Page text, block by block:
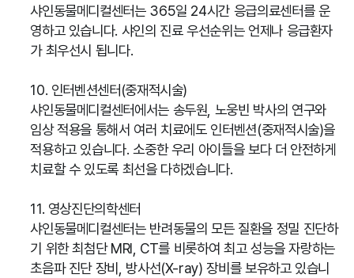
샤인동물메디컬센터는 365일 24시간 응급의료센터를 운
영하고 있습니다. 샤인의 진료 우선순위는 언제나 응급환자
가 최우선시 됩니다.
10. 인터벤션센터(중재적시술)
샤인동물메디컬센터에서는 송두원, 노웅빈 박사의 연구와
임상 적용을 통해서 여러 치료에도 인터벤션(중재적시술)을
적용하고 있습니다. 소중한 우리 아이들을 보다 더 안전하게
치료할 수 있도록 최선을 다하겠습니다.
11. 영상진단의학센터
샤인동물메디컬센터는 반려동물의 모든 질환을 정밀 진단하
기 위한 최첨단 MRI, CT를 비롯하여 최고 성능을 자랑하는
초음파 진단 장비, 방사선(X-ray) 장비를 보유하고 있습니